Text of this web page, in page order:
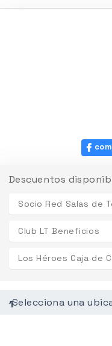
Descuentos
Socio Red Salas de
Club LT Beneficios
Los Héroes Caja de
Selecciona una
1